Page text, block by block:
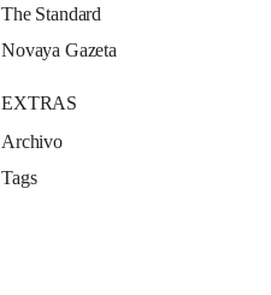
The Standard
Novaya Gazeta
EXTRAS
Archivo
Tags